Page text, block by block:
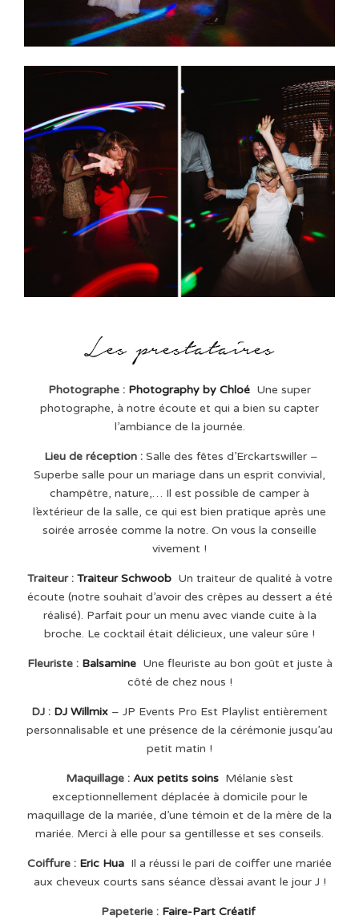
Photographe : Photography by Chloé Une super
photographe, à notre écoute et qui a bien su capter
l’ambiance de la journée.
Lieu de réception : Salle des fêtes d’Erckartswiller –
Superbe salle pour un mariage dans un esprit convivial,
champêtre, nature,… Il est possible de camper à
l’extérieur de la salle, ce qui est bien pratique après une
soirée arrosée comme la notre. On vous la conseille
vivement !
Traiteur : Traiteur Schwoob Un traiteur de qualité à votre
écoute (notre souhait d’avoir des crêpes au dessert a été
réalisé). Parfait pour un menu avec viande cuite à la
broche. Le cocktail était délicieux, une valeur sûre !
Fleuriste : Balsamine Une fleuriste au bon goût et juste à
côté de chez nous !
DJ : DJ Willmix – JP Events Pro Est Playlist entièrement
personnalisable et une présence de la cérémonie jusqu’au
petit matin !
Maquillage : Aux petits soins Mélanie s’est
exceptionnellement déplacée à domicile pour le
maquillage de la mariée, d’une témoin et de la mère de la
mariée. Merci à elle pour sa gentillesse et ses conseils.
Coiffure : Eric Hua Il a réussi le pari de coiffer une mariée
aux cheveux courts sans séance d’essai avant le jour J !
Papeterie : Faire-Part Créatif